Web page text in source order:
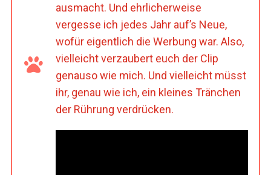
ausmacht. Und ehrlicherweise
vergesse ich jedes Jahr auf’s Neue,
wofür eigentlich die Werbung war. Also,
vielleicht verzaubert euch der Clip
genauso wie mich. Und vielleicht müsst
ihr, genau wie ich, ein kleines Tränchen
der Rührung verdrücken.